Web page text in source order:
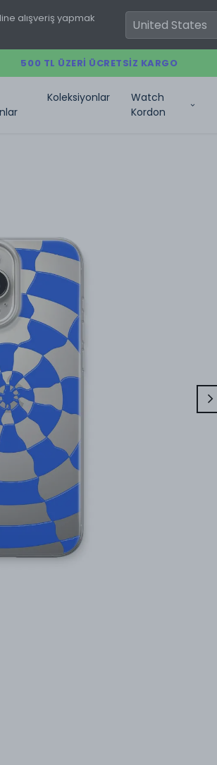
alışveriş yapmak
500 TL ÜZERI ÜCRETSIZ KARGO
Koleksiyonlar
Watch
Kordon